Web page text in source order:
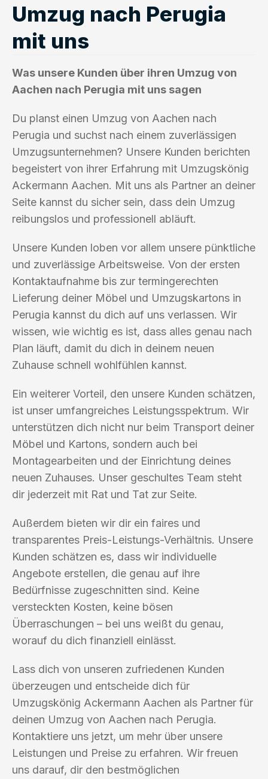
Umzug nach Perugia
mit uns
Was unsere Kunden über ihren Umzug von
Aachen nach Perugia mit uns sagen
Du planst einen Umzug von Aachen nach
Perugia und suchst nach einem zuverlässigen
Umzugsunternehmen? Unsere Kunden berichten
begeistert von ihrer Erfahrung mit Umzugskönig
Ackermann Aachen. Mit uns als Partner an deiner
Seite kannst du sicher sein, dass dein Umzug
reibungslos und professionell abläuft.
Unsere Kunden loben vor allem unsere pünktliche
und zuverlässige Arbeitsweise. Von der ersten
Kontaktaufnahme bis zur termingerechten
Lieferung deiner Möbel und Umzugskartons in
Perugia kannst du dich auf uns verlassen. Wir
wissen, wie wichtig es ist, dass alles genau nach
Plan läuft, damit du dich in deinem neuen
Zuhause schnell wohlfühlen kannst.
Ein weiterer Vorteil, den unsere Kunden schätzen,
ist unser umfangreiches Leistungsspektrum. Wir
unterstützen dich nicht nur beim Transport deiner
Möbel und Kartons, sondern auch bei
Montagearbeiten und der Einrichtung deines
neuen Zuhauses. Unser geschultes Team steht
dir jederzeit mit Rat und Tat zur Seite.
Außerdem bieten wir dir ein faires und
transparentes Preis-Leistungs-Verhältnis. Unsere
Kunden schätzen es, dass wir individuelle
Angebote erstellen, die genau auf ihre
Bedürfnisse zugeschnitten sind. Keine
versteckten Kosten, keine bösen
Überraschungen – bei uns weißt du genau,
worauf du dich finanziell einlässt.
Lass dich von unseren zufriedenen Kunden
überzeugen und entscheide dich für
Umzugskönig Ackermann Aachen als Partner für
deinen Umzug von Aachen nach Perugia.
Kontaktiere uns jetzt, um mehr über unsere
Leistungen und Preise zu erfahren. Wir freuen
uns darauf, dir den bestmöglichen